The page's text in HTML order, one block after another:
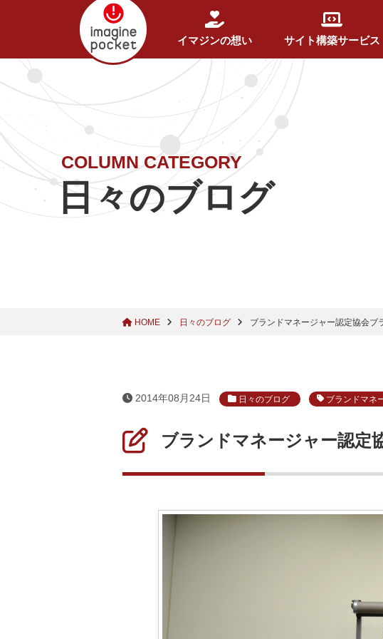
イマジンの想い サイト構築サービス
COLUMN CATEGORY
日々のブログ
HOME 日々のブログ ブランドマネージャー認定協会ブ
2014年08月24日 日々のブログ ブランドマネ
ブランドマネージャー認定